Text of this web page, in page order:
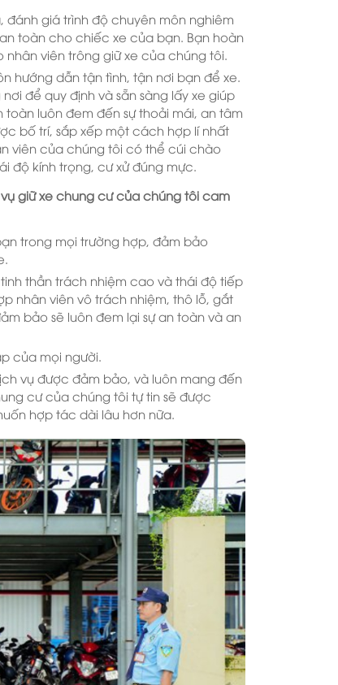
giá trình độ chuyên môn nghiêm
toàn cho chiếc xe của bạn. Bạn hoàn
viên trông giữ xe của chúng tôi.
hướng dẫn tận tình, tận nơi bạn để xe.
để quy định và sẵn sàng lấy xe giúp
luôn đem đến sự thoải mái, an tâm
bố trí, sắp xếp một cách hợp lí nhất
viên của chúng tôi có thể cúi chào
độ kính trọng, cư xử đúng mực.
vụ giữ xe chung cư của chúng tôi cam
trong mọi trường hợp, đảm bảo
thần trách nhiệm cao và thái độ tiếp
nhân viên vô trách nhiệm, thô lỗ, gắt
bảo sẽ luôn đem lại sự an toàn và an
của mọi người.
vụ được đảm bảo, và luôn mang đến
cư của chúng tôi tự tin sẽ được
hợp tác dài lâu hơn nữa.